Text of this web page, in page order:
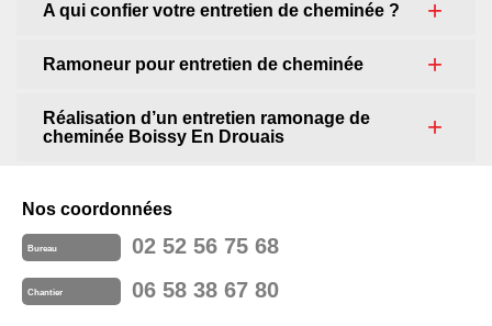
A qui confier votre entretien de cheminée ?
Ramoneur pour entretien de cheminée
Réalisation d’un entretien ramonage de
cheminée Boissy En Drouais
Nos coordonnées
Bureau 02 52 56 75 68
Chantier 06 58 38 67 80